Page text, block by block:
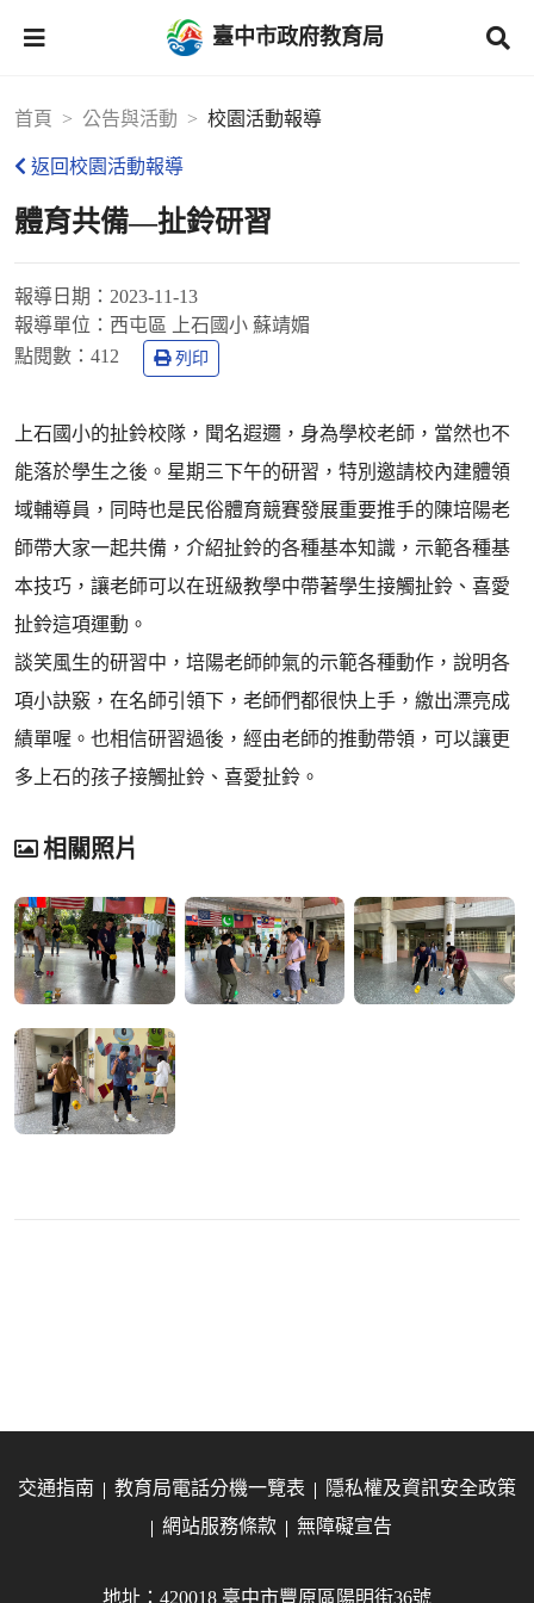
臺中市政府教育局
首頁 公告與活動 校園活動報導
返回校園活動報導
體育共備—扯鈴研習
報導日期： 2023-11-13
報導單位： 西屯區 上石國小 蘇靖媚
點閱數： 412 列印
上石國小的扯鈴校隊，聞名遐邇，身為學校老師，當然也不
能落於學生之後。星期三下午的研習，特別邀請校內建體領
域輔導員，同時也是民俗體育競賽發展重要推手的陳培陽老
師帶大家一起共備，介紹扯鈴的各種基本知識，示範各種基
本技巧，讓老師可以在班級教學中帶著學生接觸扯鈴、喜愛
扯鈴這項運動。
談笑風生的研習中，培陽老師帥氣的示範各種動作，說明各
項小訣竅，在名師引領下，老師們都很快上手，繳出漂亮成
績單喔。也相信研習過後，經由老師的推動帶領，可以讓更
多上石的孩子接觸扯鈴、喜愛扯鈴。
相關照片
交通指南 教育局電話分機一覽表
隱私權及資訊安全政策
網站服務條款
無障礙宣告
地址：420018 臺中市豐原區陽明街36號